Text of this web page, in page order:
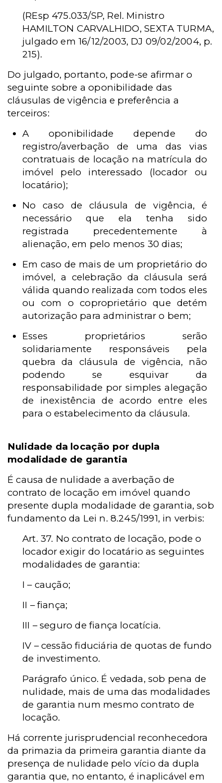
(REsp 475.033/SP, Rel. Ministro
HAMILTON CARVALHIDO, SEXTA TURMA,
julgado em 16/12/2003, DJ 09/02/2004, p.
215).
Do julgado, portanto, pode-se afirmar o
seguinte sobre a oponibilidade das
cláusulas de vigência e preferência a
terceiros:
A oponibilidade depende do
registro/averbação de uma das vias
contratuais de locação na matrícula do
imóvel pelo interessado (locador ou
locatário);
No caso de cláusula de vigência, é
necessário que ela tenha sido
registrada precedentemente à
alienação, em pelo menos 30 dias;
Em caso de mais de um proprietário do
imóvel, a celebração da cláusula será
válida quando realizada com todos eles
ou com o coproprietário que detém
autorização para administrar o bem;
Esses proprietários serão
solidariamente responsáveis pela
quebra da cláusula de vigência, não
podendo se esquivar da
responsabilidade por simples alegação
de inexistência de acordo entre eles
para o estabelecimento da cláusula.
Nulidade da locação por dupla
modalidade de garantia
É causa de nulidade a averbação de
contrato de locação em imóvel quando
presente dupla modalidade de garantia, sob
fundamento da Lei n. 8.245/1991, in verbis:
Art. 37. No contrato de locação, pode o
locador exigir do locatário as seguintes
modalidades de garantia:
I – caução;
II – fiança;
III – seguro de fiança locatícia.
IV – cessão fiduciária de quotas de fundo
de investimento.
Parágrafo único. É vedada, sob pena de
nulidade, mais de uma das modalidades
de garantia num mesmo contrato de
locação.
Há corrente jurisprudencial reconhecedora
da primazia da primeira garantia diante da
presença de nulidade pelo vício da dupla
garantia que, no entanto, é inaplicável em